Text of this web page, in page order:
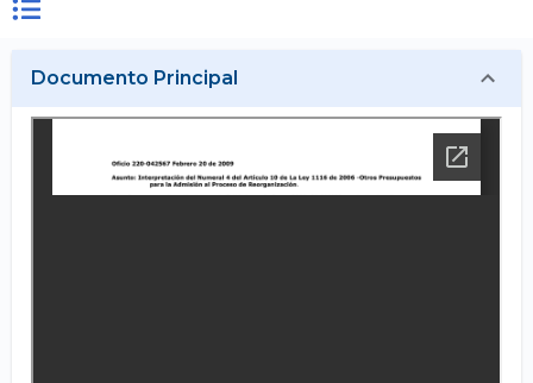
Documento Principal